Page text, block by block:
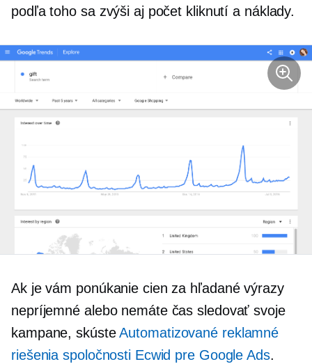
podľa toho sa zvýši aj počet kliknutí a náklady.
Ak je vám ponúkanie cien za hľadané výrazy
nepríjemné alebo nemáte čas sledovať svoje
kampane, skústeAutomatizované reklamné
riešenia spoločnosti Ecwid pre Google Ads.